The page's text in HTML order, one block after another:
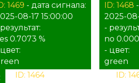
1469 - дата сигнала:
08-17 15:00:00
0.7073 %
ID: 1468
2025-
-
no
- цвет:
green
ID: 1464- дата сигнала:
ID: